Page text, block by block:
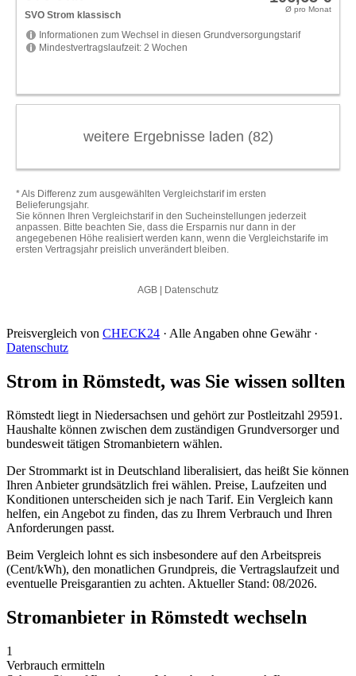
Preisvergleich von CHECK24 · Alle Angaben ohne Gewähr ·
Datenschutz
Strom in Römstedt, was Sie wissen sollten
Römstedt liegt in Niedersachsen und gehört zur Postleitzahl 29591.
Haushalte können zwischen dem zuständigen Grundversorger und
bundesweit tätigen Stromanbietern wählen.
Der Strommarkt ist in Deutschland liberalisiert, das heißt Sie können
Ihren Anbieter grundsätzlich frei wählen. Preise, Laufzeiten und
Konditionen unterscheiden sich je nach Tarif. Ein Vergleich kann
helfen, ein Angebot zu finden, das zu Ihrem Verbrauch und Ihren
Anforderungen passt.
Beim Vergleich lohnt es sich insbesondere auf den Arbeitspreis
(Cent/kWh), den monatlichen Grundpreis, die Vertragslaufzeit und
eventuelle Preisgarantien zu achten. Aktueller Stand: 08/2026.
Stromanbieter in Römstedt wechseln
1
Verbrauch ermitteln